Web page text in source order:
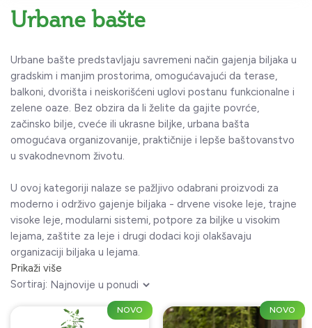
Urbane bašte
Urbane bašte predstavljaju savremeni način gajenja biljaka u
gradskim i manjim prostorima, omogućavajući da terase,
balkoni, dvorišta i neiskorišćeni uglovi postanu funkcionalne i
zelene oaze. Bez obzira da li želite da gajite povrće,
začinsko bilje, cveće ili ukrasne biljke, urbana bašta
omogućava organizovanije, praktičnije i lepše baštovanstvo
u svakodnevnom životu.
U ovoj kategoriji nalaze se pažljivo odabrani proizvodi za
moderno i održivo gajenje biljaka - drvene visoke leje, trajne
visoke leje, modularni sistemi, potpore za biljke u visokim
lejama, zaštite za leje i drugi dodaci koji olakšavaju
organizaciji biljaka u lejama.
Prikaži više
Sortiraj:
NOVO NOVO